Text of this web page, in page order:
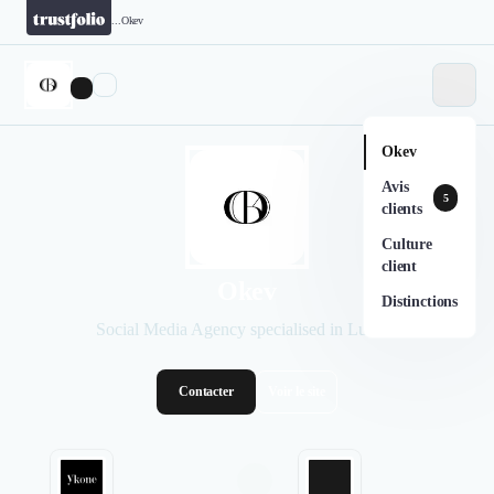
Okev
Okev
Avis
clients
5
Culture
client
Distinctions
Social Media Agency specialised in Luxury
Contacter